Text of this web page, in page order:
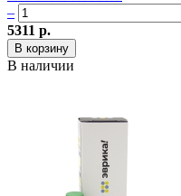
–
5311 р.
В наличии